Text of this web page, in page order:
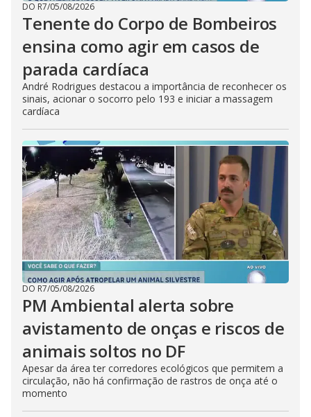
DO R7/05/08/2026
Tenente do Corpo de Bombeiros
ensina como agir em casos de
parada cardíaca
André Rodrigues destacou a importância de reconhecer os
sinais, acionar o socorro pelo 193 e iniciar a massagem
cardíaca
DO R7/05/08/2026
PM Ambiental alerta sobre
avistamento de onças e riscos de
animais soltos no DF
Apesar da área ter corredores ecológicos que permitem a
circulação, não há confirmação de rastros de onça até o
momento